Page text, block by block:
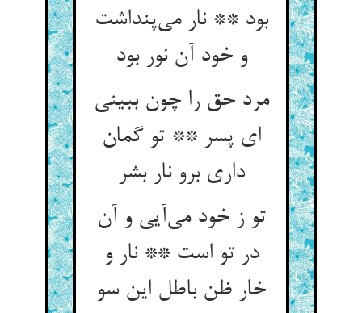
بود ** نار می‌پنداشت
و خود آن نور بود
مرد حق را چون ببینی
ای پسر ** تو گمان
داری برو نار بشر
تو ز خود می‌آیی و آن
در تو است ** نار و
خار ظن باطل این سو